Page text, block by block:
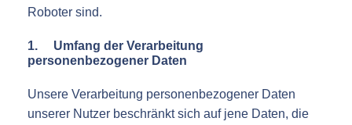
Roboter sind.
1. Umfang der Verarbeitung
personenbezogener Daten
Unsere Verarbeitung personenbezogener Daten
unserer Nutzer beschränkt sich auf jene Daten, die